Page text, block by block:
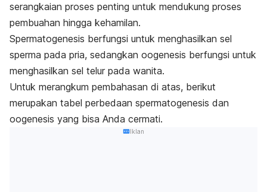
serangkaian proses penting untuk mendukung proses
pembuahan hingga kehamilan.
Spermatogenesis berfungsi untuk menghasilkan sel
sperma pada pria, sedangkan oogenesis berfungsi untuk
menghasilkan sel telur pada wanita.
Untuk merangkum pembahasan di atas, berikut
merupakan tabel perbedaan spermatogenesis dan
oogenesis yang bisa Anda cermati.
Iklan